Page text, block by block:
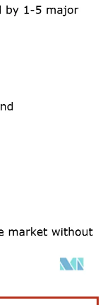
conforme CC BY 4.0.